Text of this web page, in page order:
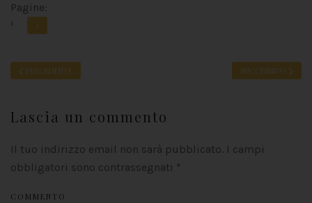
Pagine:
1 2
PRECEDENTE SUCCESSIVO
Lascia un commento
Il tuo indirizzo email non sarà pubblicato. I campi
obbligatori sono contrassegnati *
COMMENTO